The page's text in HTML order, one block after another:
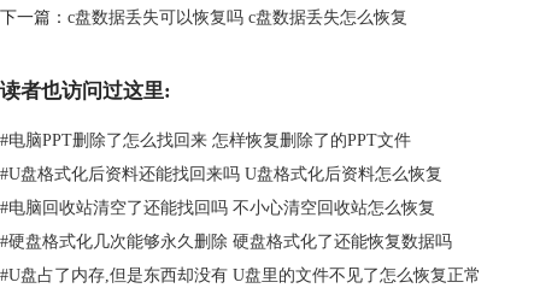
3.u盘中的资料文件被误删除
有时候u盘中的资料文件会因为一些误操作而导致删除，在误删除资料文
件后可以通过快捷键Ctrl+Z进行找回，如果找不回可以去回收站找到资料
文件对其进行还原。
下一篇： c盘数据丢失可以恢复吗 c盘数据丢失怎么恢复
读者也访问过这里:
#电脑PPT删除了怎么找回来 怎样恢复删除了的PPT文件
#U盘格式化后资料还能找回来吗 U盘格式化后资料怎么恢复
#电脑回收站清空了还能找回吗 不小心清空回收站怎么恢复
#硬盘格式化几次能够永久删除 硬盘格式化了还能恢复数据吗
#U盘占了内存,但是东西却没有 U盘里的文件不见了怎么恢复正常